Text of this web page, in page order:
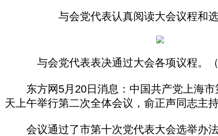
与会党代表认真阅读大会议程和
与会党代表表决通过大会各项议程。
东方网5月20日消息：中国共产党上海市
天上午举行第二次全体会议，俞正声同志主
会议通过了市第十次党代表大会选举办